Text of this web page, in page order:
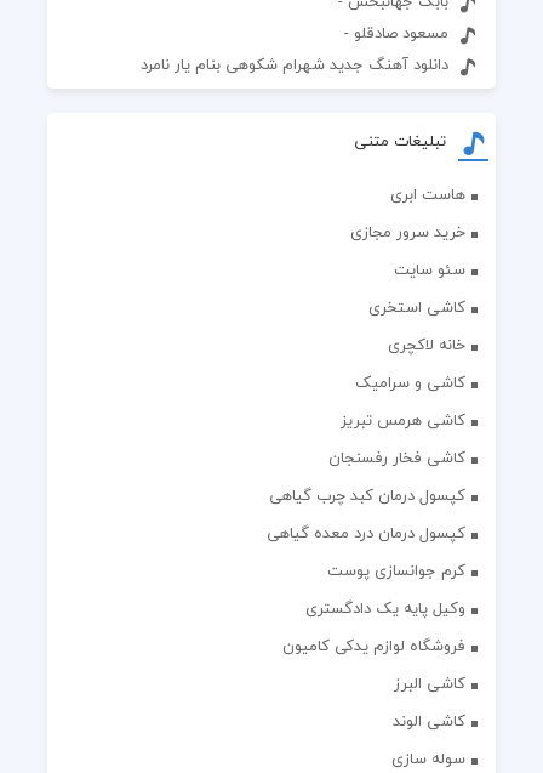
مسعود صادقلو -
دانلود آهنگ جدید شهرام شکوهی بنام یار نامرد
تبلیغات متنی
هاست ابری
خرید سرور مجازی
سئو سایت
کاشی استخری
خانه لاکچری
کاشی و سرامیک
کاشی هرمس تبریز
کاشی فخار رفسنجان
کپسول درمان کبد چرب گیاهی
کپسول درمان درد معده گیاهی
کرم جوانسازی پوست
وکیل پایه یک دادگستری
فروشگاه لوازم یدکی کامیون
کاشی البرز
کاشی الوند
سوله سازی